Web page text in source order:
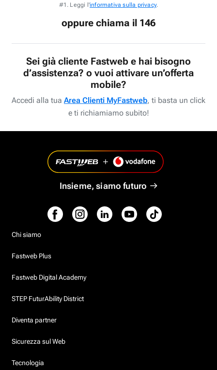
#1. Leggi l'informativa sulla privacy.
oppure chiama il 146
Sei già cliente Fastweb e hai bisogno
d’assistenza? o vuoi attivare un’offerta
mobile?
Accedi alla tua Area Clienti MyFastweb, ti basta un click
e ti richiamiamo subito!
Insieme, siamo futuro
Chi siamo
Fastweb Plus
Fastweb Digital Academy
STEP FuturAbility District
Diventa partner
Sicurezza sul Web
Tecnologia